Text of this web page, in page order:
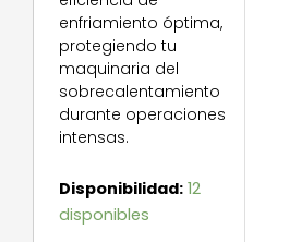
enfriamiento óptima,
protegiendo tu
maquinaria del
sobrecalentamiento
durante operaciones
intensas.
Disponibilidad: 12
disponibles
Blower
Housing
cantidad